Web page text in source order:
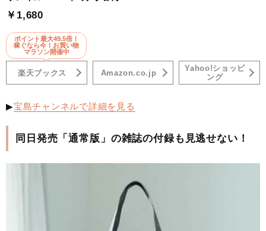
￥1,680
ポイント最大49.5倍！
稼ぐなら今！お買い物
マラソン開催中
楽天ブックス Amazon.co.jp
Yahoo!ショッピ
ング
▶宝島チャンネルで詳細を見る
同日発売「通常版」の雑誌の付録も見逃せない！